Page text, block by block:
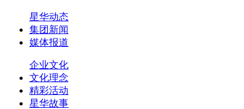
星华动态
集团新闻
媒体报道
企业文化
文化理念
精彩活动
星华故事